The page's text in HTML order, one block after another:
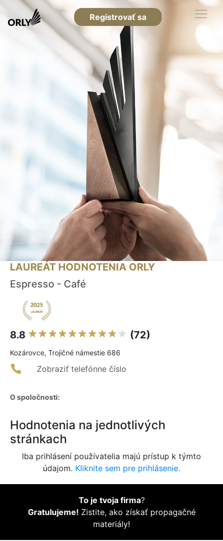
Registrovať sa
LAUREÁT HODNOTENIA ORLY
Espresso - Café
8.8 (72)
Kozárovce, Trojičné námestie 686
Zobraziť telefónne číslo
O spoločnosti:
Hodnotenia na jednotlivých
stránkach
Iba prihlásení používatelia majú prístup k týmto
údajom. Kliknite sem pre prihlásenie.
To je tvoja firma?
Gratulujeme! Zistite, ako získať propagačné
materiály!